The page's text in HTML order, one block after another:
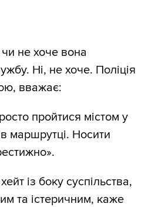
не хоче вона
Ні, не хоче. Поліція
вважає:
пройтися містом у
маршрутці. Носити
із боку суспільства,
та істеричним, каже